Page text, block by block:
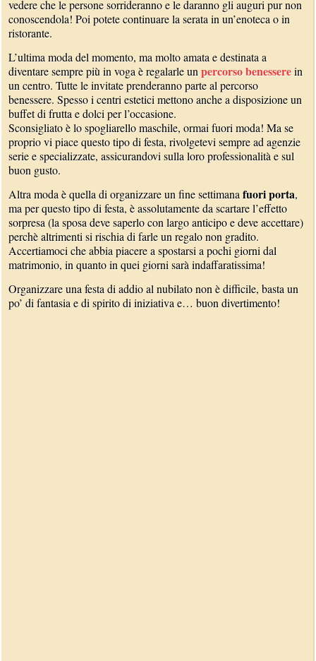
vedere che le persone sorrideranno e le daranno gli auguri pur non
conoscendola! Poi potete continuare la serata in un’enoteca o in
ristorante.
L’ultima moda del momento, ma molto amata e destinata a
diventare sempre più in voga è regalarle unpercorso benesserein
un centro. Tutte le invitate prenderanno parte al percorso
benessere. Spesso i centri estetici mettono anche a disposizione un
buffet di frutta e dolci per l’occasione.
Sconsigliato è lo spogliarello maschile, ormai fuori moda! Ma se
proprio vi piace questo tipo di festa, rivolgetevi sempre ad agenzie
serie e specializzate, assicurandovi sulla loro professionalità e sul
buon gusto.
Altra moda è quella di organizzare un fine settimanafuori porta,
ma per questo tipo di festa, è assolutamente da scartare l’effetto
sorpresa (la sposa deve saperlo con largo anticipo e deve accettare)
perchè altrimenti si rischia di farle un regalo non gradito.
Accertiamoci che abbia piacere a spostarsi a pochi giorni dal
matrimonio, in quanto in quei giorni sarà indaffaratissima!
Organizzare una festa di addio al nubilato non è difficile, basta un
po’ di fantasia e di spirito di iniziativa e… buon divertimento!